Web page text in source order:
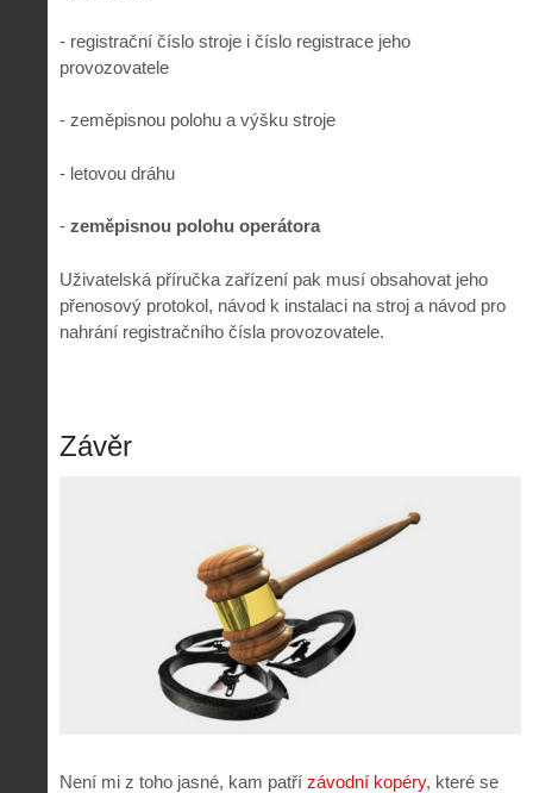
- registrační číslo stroje i číslo registrace jeho
provozovatele
- zeměpisnou polohu a výšku stroje
- letovou dráhu
- zeměpisnou polohu operátora
Uživatelská příručka zařízení pak musí obsahovat jeho
přenosový protokol, návod k instalaci na stroj a návod pro
nahrání registračního čísla provozovatele.
Závěr
Není mi z toho jasné, kam patří závodní kopéry, které se